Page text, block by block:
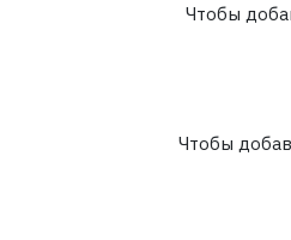
Чтобы
Чтобы